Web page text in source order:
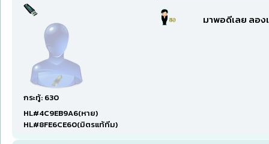
กระทู้: 630
HL#4C9EB9A6(หาย)
HL#8FE6CE60(มิตรแท้ทีม)
มาพอดีเลย ลอ